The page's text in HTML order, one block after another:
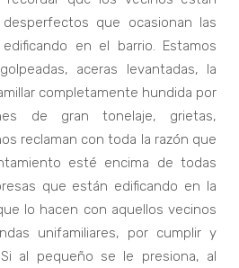
que ocasionan las
en el barrio. Estamos
aceras levantadas, la
completamente hundida por
de gran tonelaje, grietas,
reclaman con toda la razón que
esté encima de todas
que están edificando en la
lo hacen con aquellos vecinos
unifamiliares, por cumplir y
al pequeño se le presiona, al